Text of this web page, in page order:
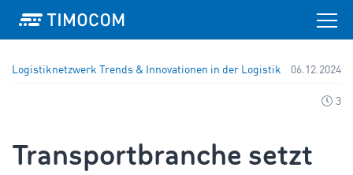
Logistiknetzwerk Trends & Innovationen in der Logistik 06.12.2024
3
Transportbranche setzt